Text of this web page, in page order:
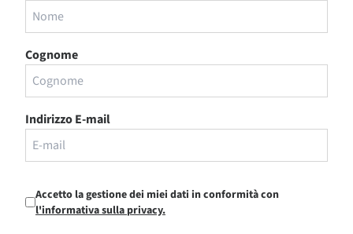
Cognome
Indirizzo E-mail
Accetto la gestione dei miei dati in conformità con
l'informativa sulla privacy.